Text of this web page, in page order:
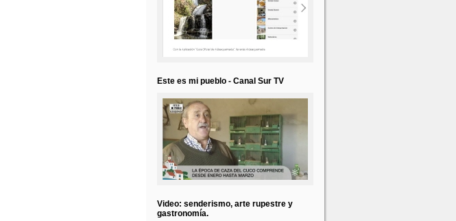
Este es mi pueblo - Canal Sur TV
Video: senderismo, arte rupestre y
gastronomía.